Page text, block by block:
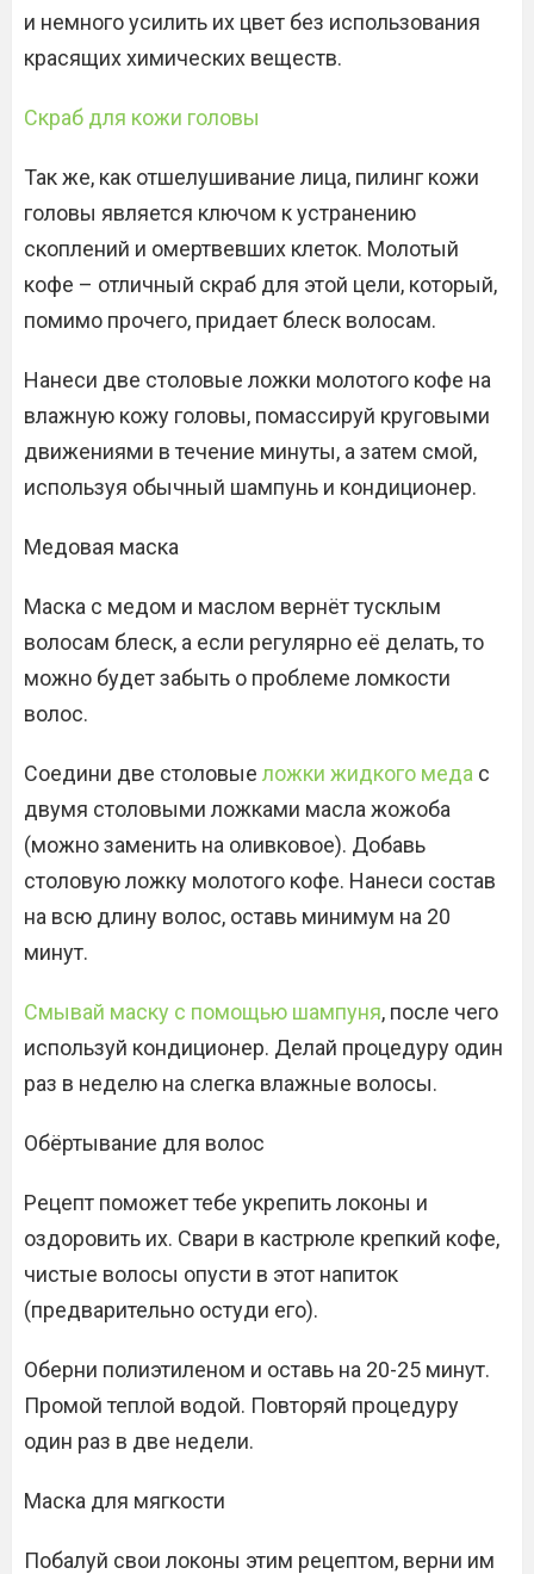
и немного усилить их цвет без использования
красящих химических веществ.
Скраб для кожи головы
Так же, как отшелушивание лица, пилинг кожи
головы является ключом к устранению
скоплений и омертвевших клеток. Молотый
кофе – отличный скраб для этой цели, который,
помимо прочего, придает блеск волосам.
Нанеси две столовые ложки молотого кофе на
влажную кожу головы, помассируй круговыми
движениями в течение минуты, а затем смой,
используя обычный шампунь и кондиционер.
Медовая маска
Маска с медом и маслом вернёт тусклым
волосам блеск, а если регулярно её делать, то
можно будет забыть о проблеме ломкости
волос.
Соедини две столовые ложки жидкого меда с
двумя столовыми ложками масла жожоба
(можно заменить на оливковое). Добавь
столовую ложку молотого кофе. Нанеси состав
на всю длину волос, оставь минимум на 20
минут.
Смывай маску с помощью шампуня, после чего
используй кондиционер. Делай процедуру один
раз в неделю на слегка влажные волосы.
Обёртывание для волос
Рецепт поможет тебе укрепить локоны и
оздоровить их. Свари в кастрюле крепкий кофе,
чистые волосы опусти в этот напиток
(предварительно остуди его).
Оберни полиэтиленом и оставь на 20-25 минут.
Промой теплой водой. Повторяй процедуру
один раз в две недели.
Маска для мягкости
Побалуй свои локоны этим рецептом, верни им